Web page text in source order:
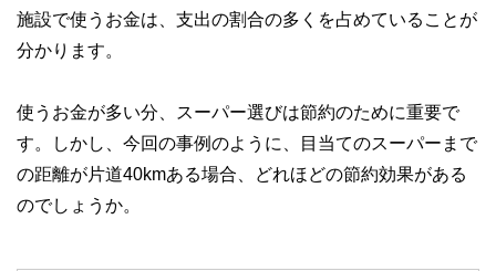
施設で使うお金は、支出の割合の多くを占めていることが
分かります。
使うお金が多い分、スーパー選びは節約のために重要で
す。しかし、今回の事例のように、目当てのスーパーまで
の距離が片道40kmある場合、どれほどの節約効果がある
のでしょうか。